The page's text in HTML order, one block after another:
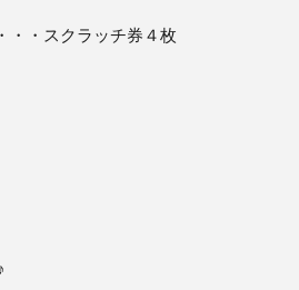
・・スクラッチ券４枚